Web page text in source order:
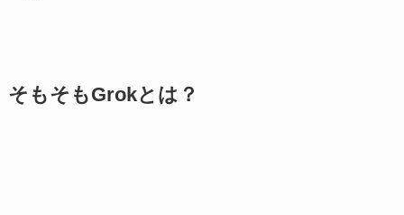
そもそもGrokとは？